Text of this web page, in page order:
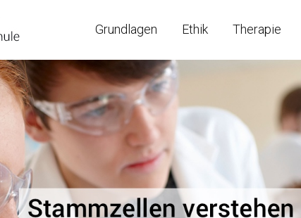
Grundlagen Ethik Therapie